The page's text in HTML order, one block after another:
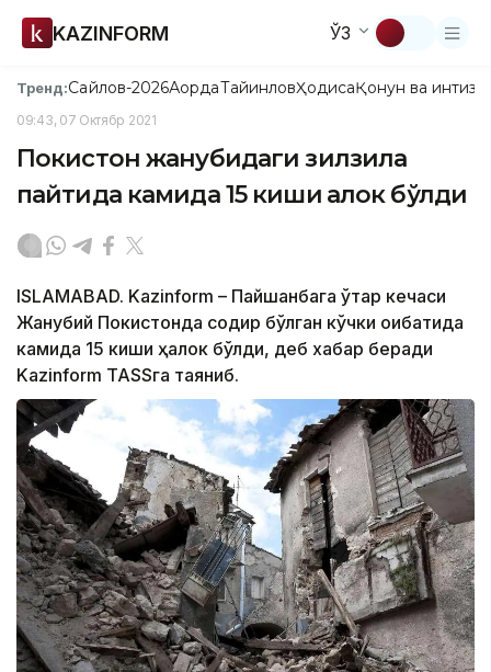
KAZINFORM ЎЗ
Тренд:Сайлов-2026АқордаТайинловҲодисаҚонун ва
09:43, 07 Октябр 2021
Покистон жанубидаги зилзила
пайтида камида 15 киши ҳалок бўлди
ISLAMABAD. Kazinform – Пайшанбага ўтар кечаси
Жанубий Покистонда содир бўлган кўчки оқибатида
камида 15 киши ҳалок бўлди, деб хабар беради
Kazinform TASSга таяниб.